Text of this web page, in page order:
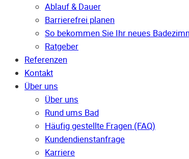
Ablauf & Dauer
Barrierefrei planen
So bekommen Sie Ihr neues
Ratgeber
Referenzen
Kontakt
Über uns
Über uns
Rund ums Bad
Häufig gestellte Fragen (FAQ)
Kunden­dienst­anfrage
Karriere